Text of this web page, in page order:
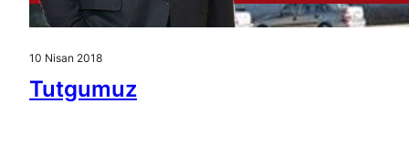
10 Nisan 2018
Tutgumuz